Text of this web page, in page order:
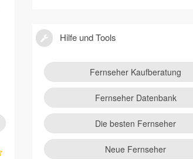
Hilfe und Tools
Fernseher Kaufberatung
Fernseher Datenbank
Die besten Fernseher
Neue Fernseher